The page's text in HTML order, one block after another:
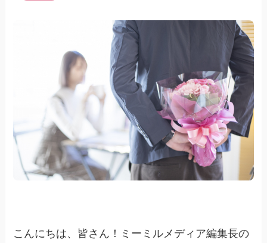
こんにちは、皆さん！ミーミルメディア編集長の